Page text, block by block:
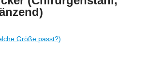
Größe passt?)